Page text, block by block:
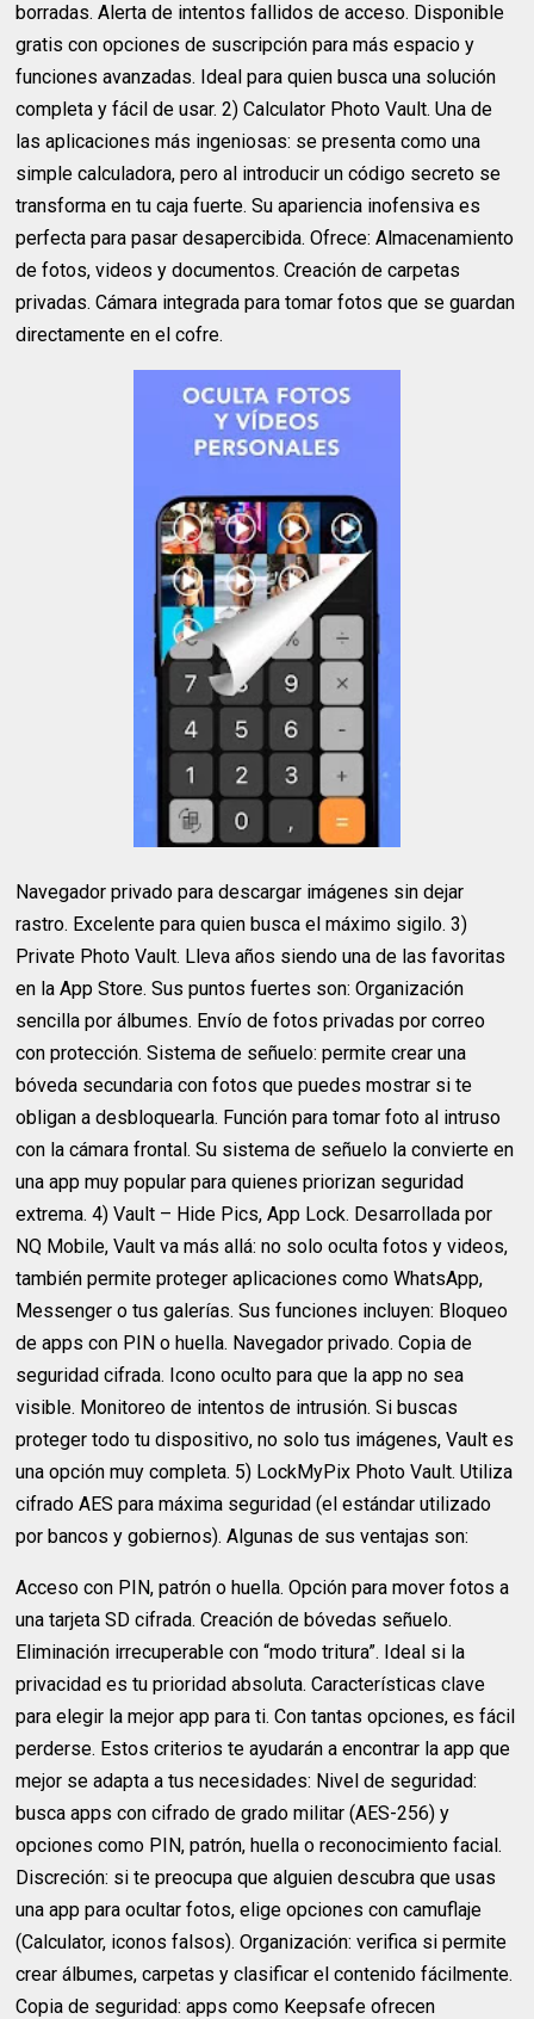
borradas. Alerta de intentos fallidos de acceso. Disponible
gratis con opciones de suscripción para más espacio y
funciones avanzadas. Ideal para quien busca una solución
completa y fácil de usar. 2) Calculator Photo Vault. Una de
las aplicaciones más ingeniosas: se presenta como una
simple calculadora, pero al introducir un código secreto se
transforma en tu caja fuerte. Su apariencia inofensiva es
perfecta para pasar desapercibida. Ofrece: Almacenamiento
de fotos, videos y documentos. Creación de carpetas
privadas. Cámara integrada para tomar fotos que se guardan
directamente en el cofre.
Navegador privado para descargar imágenes sin dejar
rastro. Excelente para quien busca el máximo sigilo. 3)
Private Photo Vault. Lleva años siendo una de las favoritas
en la App Store. Sus puntos fuertes son: Organización
sencilla por álbumes. Envío de fotos privadas por correo
con protección. Sistema de señuelo: permite crear una
bóveda secundaria con fotos que puedes mostrar si te
obligan a desbloquearla. Función para tomar foto al intruso
con la cámara frontal. Su sistema de señuelo la convierte en
una app muy popular para quienes priorizan seguridad
extrema. 4) Vault – Hide Pics, App Lock. Desarrollada por
NQ Mobile, Vault va más allá: no solo oculta fotos y videos,
también permite proteger aplicaciones como WhatsApp,
Messenger o tus galerías. Sus funciones incluyen: Bloqueo
de apps con PIN o huella. Navegador privado. Copia de
seguridad cifrada. Icono oculto para que la app no sea
visible. Monitoreo de intentos de intrusión. Si buscas
proteger todo tu dispositivo, no solo tus imágenes, Vault es
una opción muy completa. 5) LockMyPix Photo Vault. Utiliza
cifrado AES para máxima seguridad (el estándar utilizado
por bancos y gobiernos). Algunas de sus ventajas son:
Acceso con PIN, patrón o huella. Opción para mover fotos a
una tarjeta SD cifrada. Creación de bóvedas señuelo.
Eliminación irrecuperable con “modo tritura”. Ideal si la
privacidad es tu prioridad absoluta. Características clave
para elegir la mejor app para ti. Con tantas opciones, es fácil
perderse. Estos criterios te ayudarán a encontrar la app que
mejor se adapta a tus necesidades: Nivel de seguridad:
busca apps con cifrado de grado militar (AES-256) y
opciones como PIN, patrón, huella o reconocimiento facial.
Discreción: si te preocupa que alguien descubra que usas
una app para ocultar fotos, elige opciones con camuflaje
(Calculator, iconos falsos). Organización: verifica si permite
crear álbumes, carpetas y clasificar el contenido fácilmente.
Copia de seguridad: apps como Keepsafe ofrecen